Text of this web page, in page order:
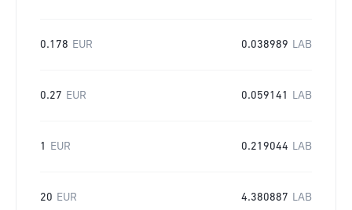
0.178 EUR 0.038989 LAB
0.27 EUR 0.059141 LAB
1 EUR 0.219044 LAB
20 EUR 4.380887 LAB